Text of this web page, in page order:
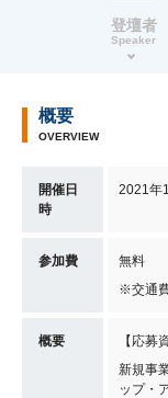
登壇者
Speaker
概要
OVERVIEW
開催日
時
2021年
参加費
無料
※交通
概要
【応募
新規事
ップ・